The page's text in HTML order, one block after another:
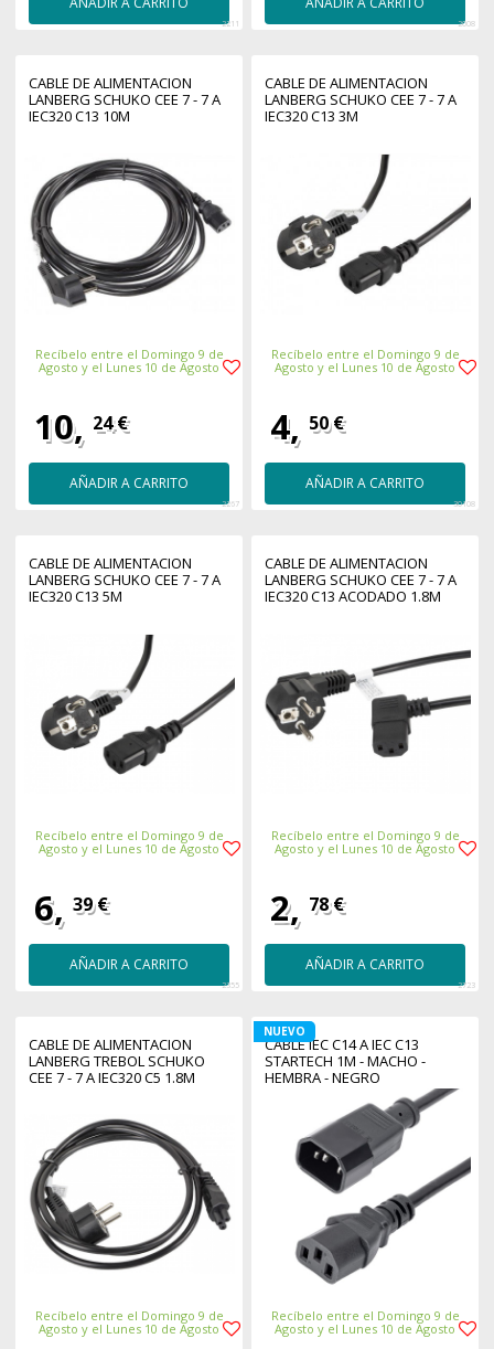
2211 2008
CABLE DE ALIMENTACION
LANBERG SCHUKO CEE 7 - 7 A
IEC320 C13 10M
Recíbelo entre el Domingo 9 de
Agosto y el Lunes 10 de Agosto
10, 24 €
AÑADIR A CARRITO
2267
CABLE DE ALIMENTACION
LANBERG SCHUKO CEE 7 - 7 A
IEC320 C13 3M
Recíbelo entre el Domingo 9 de
Agosto y el Lunes 10 de Agosto
4, 50 €
AÑADIR A CARRITO
30108
CABLE DE ALIMENTACION
LANBERG SCHUKO CEE 7 - 7 A
IEC320 C13 5M
Recíbelo entre el Domingo 9 de
Agosto y el Lunes 10 de Agosto
6, 39 €
AÑADIR A CARRITO
2355
CABLE DE ALIMENTACION
LANBERG SCHUKO CEE 7 - 7 A
IEC320 C13 ACODADO 1.8M
Recíbelo entre el Domingo 9 de
Agosto y el Lunes 10 de Agosto
2, 78 €
AÑADIR A CARRITO
2723
CABLE DE ALIMENTACION
LANBERG TREBOL SCHUKO
CEE 7 - 7 A IEC320 C5 1.8M
Recíbelo entre el Domingo 9 de
Agosto y el Lunes 10 de Agosto
CABLE IEC C14 A IEC C13
STARTECH 1M - MACHO -
HEMBRA - NEGRO
Recíbelo entre el Domingo 9 de
Agosto y el Lunes 10 de Agosto
NUEVO